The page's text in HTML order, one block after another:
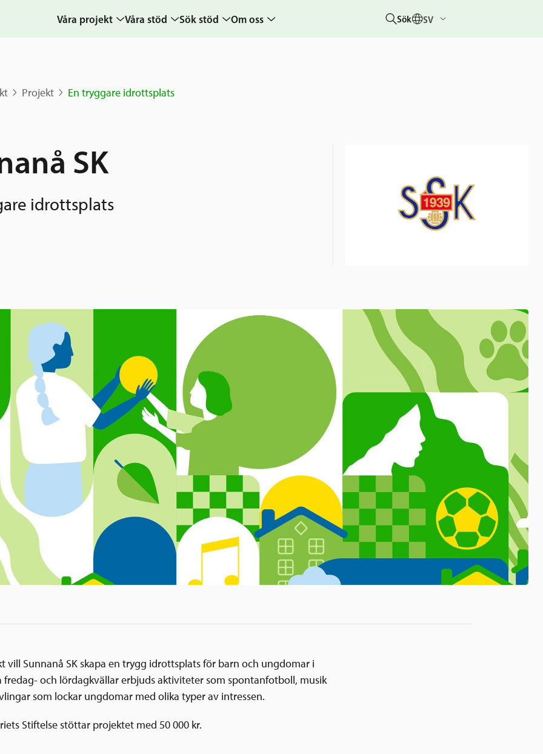
Våra projekt
Karta
Våra stöd
Grannskapsinitiativet
Sök stöd Om oss Sök SV
Projekt En tryggare idrottsplats
SK
idrottsplats
vill Sunnanå SK skapa en trygg idrottsplats för barn och ungdomar i
fredag- och lördagkvällar erbjuds aktiviteter som spontanfotboll, musik
som lockar ungdomar med olika typer av intressen.
Stiftelse stöttar projektet med 50 000 kr.